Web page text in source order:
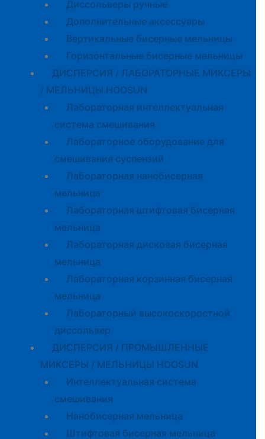
Диссольверы ручные
Дополнительные аксессуары
Вертикальные бисерные мельницы
Горизонтальные бисерные мельницы
ДИСПЕРСИЯ / ЛАБОРАТОРНЫЕ МИКСЕРЫ
/ МЕЛЬНИЦЫ HOOSUN
Лабораторная интеллектуальная
система смешивания
Лабораторное оборудование для
смешивания суспензий
Лабораторная нанобисерная
мельница
Лабораторная штифтовая бисерная
мельница
Лабораторная дисковая бисерная
мельница
Лабораторная корзинная бисерная
мельница
Лабораторный высокоскоростной
диссольвер
ДИСПЕРСИЯ / ПРОМЫШЛЕННЫЕ
МИКСЕРЫ / МЕЛЬНИЦЫ HOOSUN
Интеллектуальная система
смешивания
Нанобисерная мельница
Штифтовая бисерная мельница